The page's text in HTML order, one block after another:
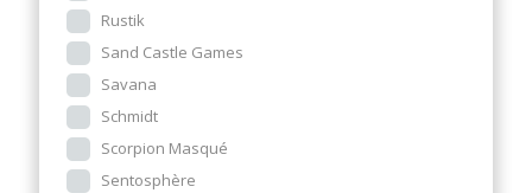
Rustik
Sand Castle Games
Savana
Schmidt
Scorpion Masqué
Sentosphère